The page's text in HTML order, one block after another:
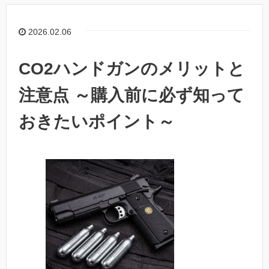
2026.02.06
CO2ハンドガンのメリットと
注意点 ～購入前に必ず知って
おきたいポイント～